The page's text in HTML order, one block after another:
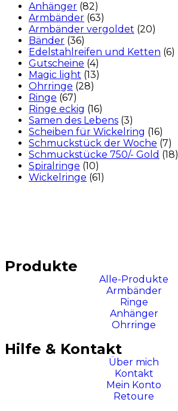
Anhänger (82)
Armbänder (63)
Armbänder vergoldet (20)
Bänder (36)
Edelstahlreifen und Ketten (6)
Gutscheine (4)
Magic light (13)
Ohrringe (28)
Ringe (67)
Ringe eckig (16)
Samen des Lebens (3)
Scheiben für Wickelring (16)
Schmuckstück der Woche (7)
Schmuckstücke 750/- Gold (18)
Spiralringe (10)
Wickelringe (61)
Produkte
Alle-Produkte
Armbänder
Ringe
Anhänger
Ohrringe
Hilfe & Kontakt
Über mich
Kontakt
Mein Konto
Retoure